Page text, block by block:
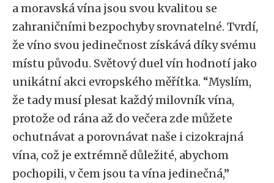
a moravská vína jsou svou kvalitou se
zahraničními bezpochyby srovnatelné. Tvrdí,
že víno svou jedinečnost získává díky svému
místu původu. Světový duel vín hodnotí jako
unikátní akci evropského měřítka. “Myslím,
že tady musí plesat každý milovník vína,
protože od rána až do večera zde můžete
ochutnávat a porovnávat naše i cizokrajná
vína, což je extrémně důležité, abychom
pochopili, v čem jsou ta vína jedinečná,”